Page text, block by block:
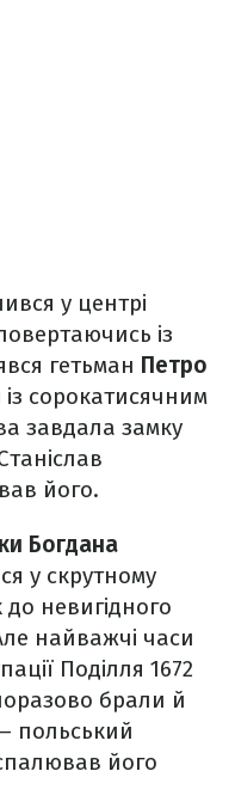
у центрі
із
гетьман Петро
із сорокатисячним
завдала замку
його.
Богдана
у скрутному
невигідного
найважчі часи
Поділля 1672
брали й
польський
його